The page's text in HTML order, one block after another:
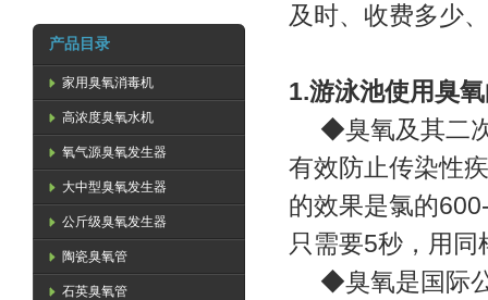
产品目录
家用臭氧消毒机
高浓度臭氧水机
氧气源臭氧发生器
大中型臭氧发生器
公斤级臭氧发生器
陶瓷臭氧管
石英臭氧管
及时、收费多少
1.游泳池使用臭
◆臭氧及其二次
有效防止传染性
的效果是氯的
只需要5秒，用
◆臭氧是国际公